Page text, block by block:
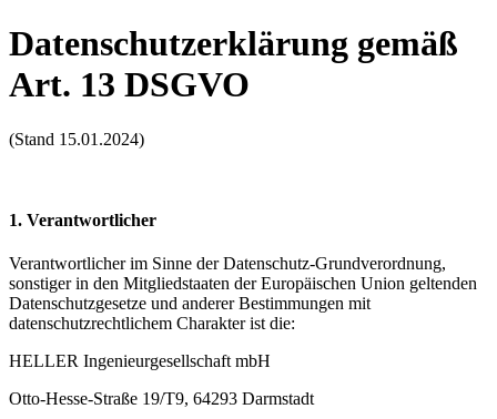
Datenschutzerklärung gemäß
Art. 13 DSGVO
(Stand 15.01.2024)
1. Verantwortlicher
Verantwortlicher im Sinne der Datenschutz-Grundverordnung,
sonstiger in den Mitgliedstaaten der Europäischen Union geltenden
Datenschutzgesetze und anderer Bestimmungen mit
datenschutzrechtlichem Charakter ist die:
HELLER Ingenieurgesellschaft mbH
Otto-Hesse-Straße 19/T9, 64293 Darmstadt